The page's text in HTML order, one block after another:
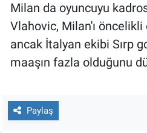
Milan da oyuncuyu
Vlahovic, Milan'ı
ancak İtalyan ekibi Sırp
maaşın fazla olduğunu
Paylaş